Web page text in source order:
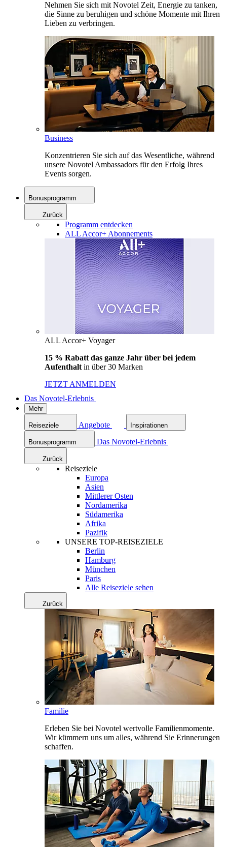
Nehmen Sie sich mit Novotel Zeit, Energie zu tanken,
die Sinne zu beruhigen und schöne Momente mit Ihren
Lieben zu verbringen.
Business
Konzentrieren Sie sich auf das Wesentliche, während
unsere Novotel Ambassadors für den Erfolg Ihres
Events sorgen.
Bonusprogramm
Zurück
Programm entdecken
ALL Accor+ Abonnements
ALL Accor+ Voyager
15 % Rabatt das ganze Jahr über bei jedem
Aufenthalt in über 30 Marken
JETZT ANMELDEN
Das Novotel-Erlebnis
Mehr
Reiseziele Angebote Inspirationen
Bonusprogramm Das Novotel-Erlebnis
Zurück
Reiseziele
Europa
Asien
Mittlerer Osten
Nordamerika
Südamerika
Afrika
Pazifik
UNSERE TOP-REISEZIELE
Berlin
Hamburg
München
Paris
Alle Reiseziele sehen
Zurück
Familie
Erleben Sie bei Novotel wertvolle Familienmomente.
Wir kümmern uns um alles, während Sie Erinnerungen
schaffen.